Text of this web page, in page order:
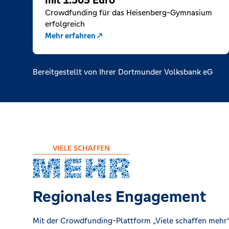
Hauptstelle Oer-Erkenschwick
Stimbergstraße 113, 45739 Oer-Erkenschwick
Kuhstr. 4, 58239 Schwerte
Hauptstelle Unna
Hauptstelle Waltrop
Am Moselbach 9, 45731 Waltrop
Konrad-Adenauer-Str 12-14, 59368 Werne
Crowdfunding für das Heisenberg-Gymnasium
erfolgreich
Mehr erfahren
Bereitgestellt von Ihrer Dortmunder Volksbank eG
Regionales Engagement
Mit der Crowdfunding-Plattform „Viele schaffen